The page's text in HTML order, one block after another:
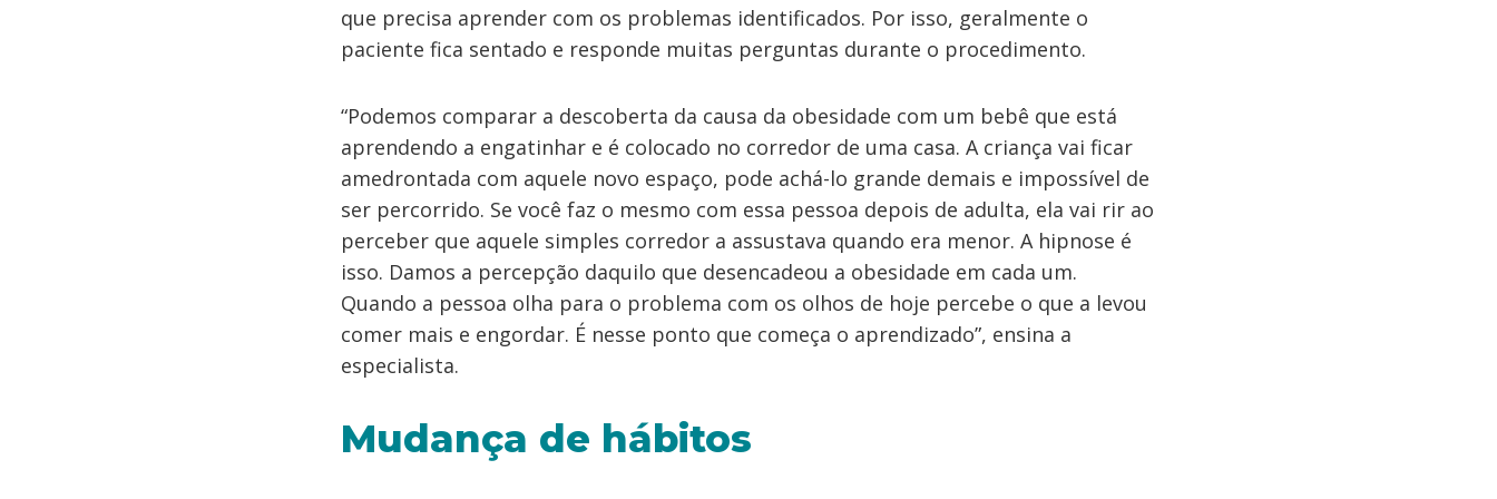
que precisa aprender com os problemas identificados. Por isso, geralmente o
paciente fica sentado e responde muitas perguntas durante o procedimento.
“Podemos comparar a descoberta da causa da obesidade com um bebê que está
aprendendo a engatinhar e é colocado no corredor de uma casa. A criança vai ficar
amedrontada com aquele novo espaço, pode achá-lo grande demais e impossível de
ser percorrido. Se você faz o mesmo com essa pessoa depois de adulta, ela vai rir ao
perceber que aquele simples corredor a assustava quando era menor. A hipnose é
isso. Damos a percepção daquilo que desencadeou a obesidade em cada um.
Quando a pessoa olha para o problema com os olhos de hoje percebe o que a levou
comer mais e engordar. É nesse ponto que começa o aprendizado”, ensina a
especialista.
Mudança de hábitos